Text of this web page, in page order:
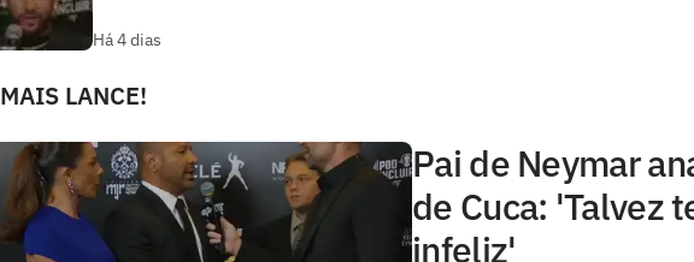
Há 4 dias
MAIS LANCE!
Pai de Neymar
de Cuca: 'Talvez
infeliz'